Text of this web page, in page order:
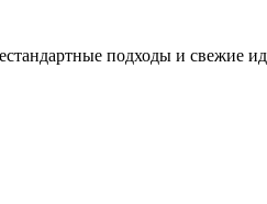
подходы и свежие